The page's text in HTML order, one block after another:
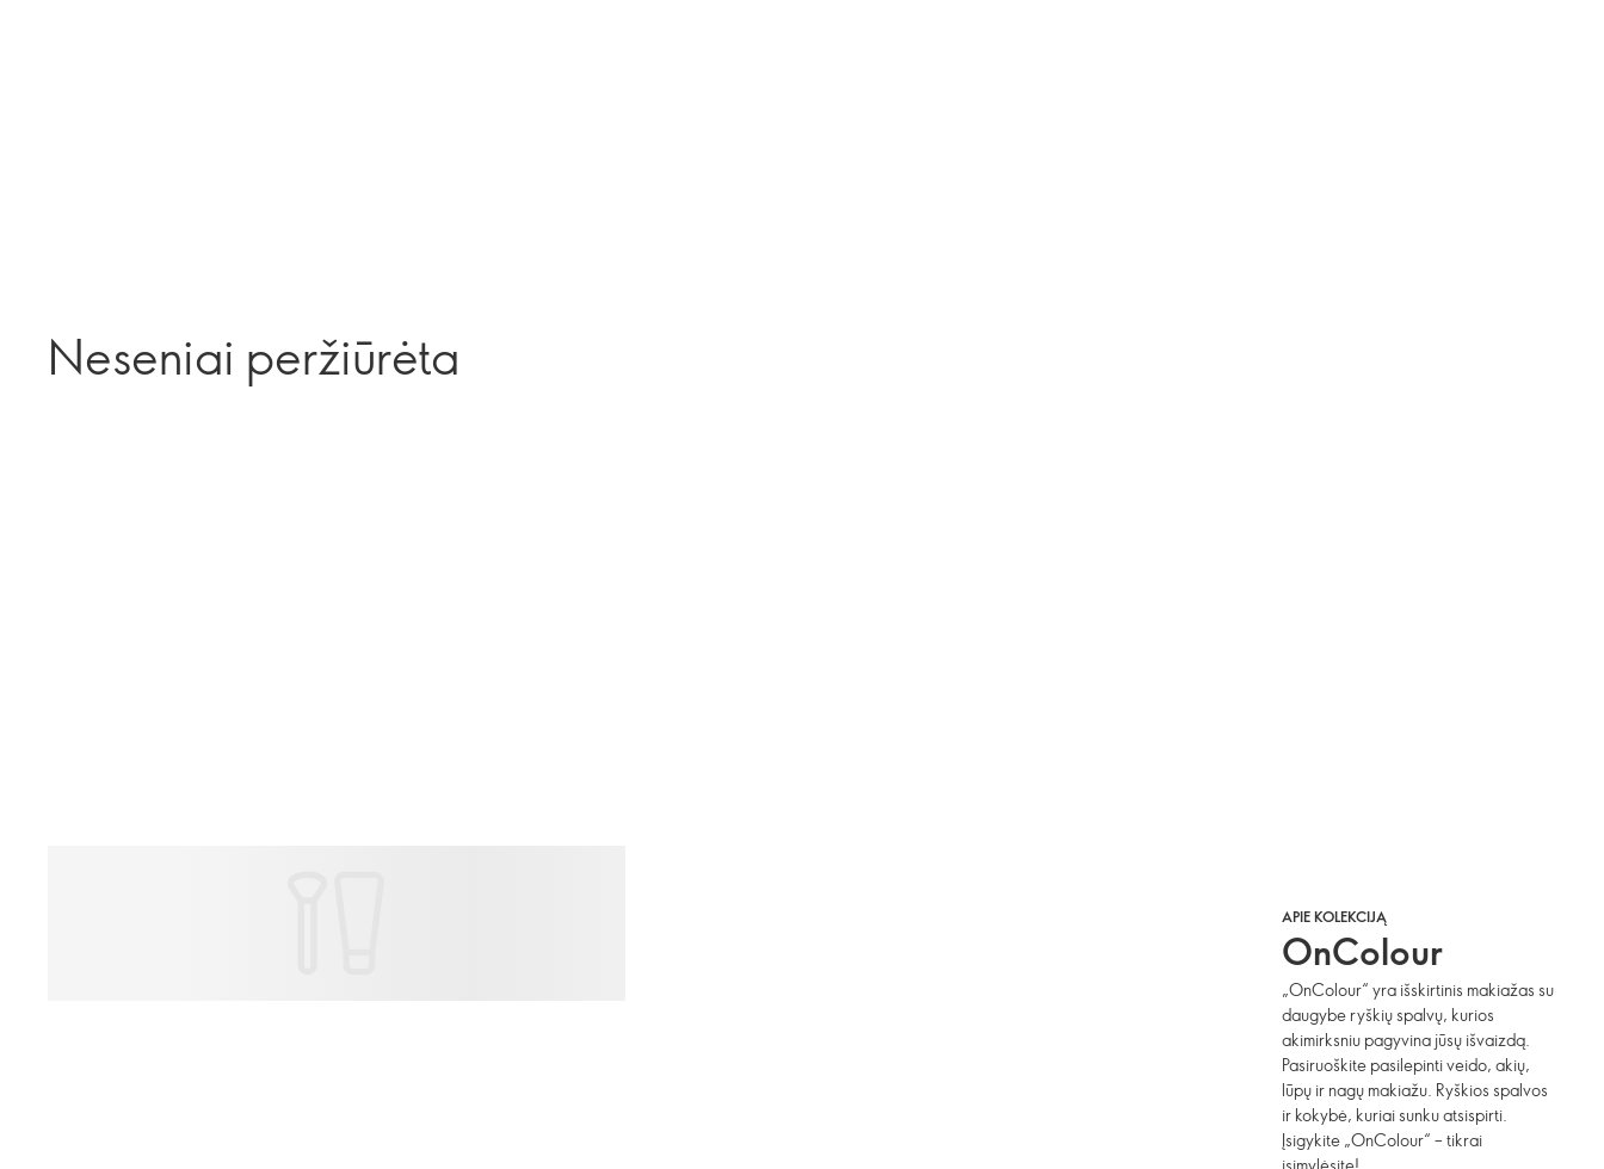
Neseniai peržiūrėta
APIE KOLEKCIJĄ
OnColour
„OnColour“ yra išskirtinis makiažas su
daugybe ryškių spalvų, kurios
akimirksniu pagyvina jūsų išvaizdą.
Pasiruoškite pasilepinti veido, akių,
lūpų ir nagų makiažu. Ryškios spalvos
ir kokybė, kuriai sunku atsispirti.
Įsigykite „OnColour“ – tikrai